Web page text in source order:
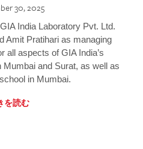
30, 2025
India Laboratory Pvt. Ltd.
Amit Pratihari as managing
all aspects of GIA India’s
and Surat, as well as
in Mumbai.
を読む